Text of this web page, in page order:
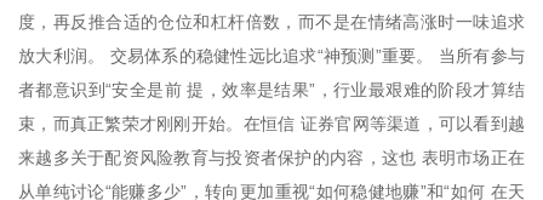
度，再反推合适的仓位和杠杆倍数，而不是在情绪高涨时一味追求
放大利润。 交易体系的稳健性远比追求“神预测”重要。 当所有参与
者都意识到“安全是前 提，效率是结果”，行业最艰难的阶段才算结
束，而真正繁荣才刚刚开始。在恒信 证券官网等渠道，可以看到越
来越多关于配资风险教育与投资者保护的内容，这也 表明市场正在
从单纯讨论“能赚多少”，转向更加重视“如何稳健地赚”和“如何 在天